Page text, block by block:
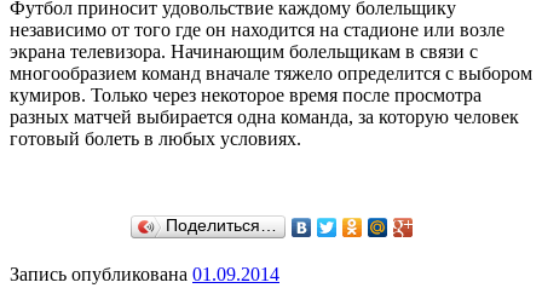
Футбол приносит удовольствие каждому болельщику
независимо от того где он находится на стадионе или возле
экрана телевизора. Начинающим болельщикам в связи с
многообразием команд вначале тяжело определится с выбором
кумиров. Только через некоторое время после просмотра
разных матчей выбирается одна команда, за которую человек
готовый болеть в любых условиях.
Поделиться…
Запись опубликована 01.09.2014